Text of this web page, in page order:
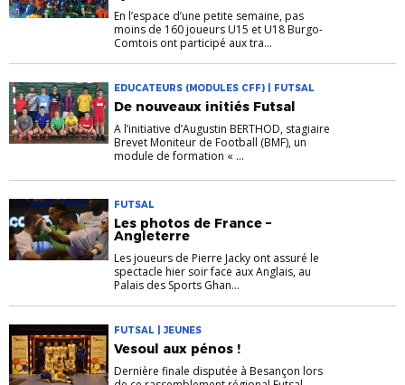
En l’espace d’une petite semaine, pas
moins de 160 joueurs U15 et U18 Burgo-
Comtois ont participé aux tra...
EDUCATEURS (MODULES CFF) | FUTSAL
De nouveaux initiés Futsal
A l’initiative d’Augustin BERTHOD, stagiaire
Brevet Moniteur de Football (BMF), un
module de formation « ...
FUTSAL
Les photos de France –
Angleterre
Les joueurs de Pierre Jacky ont assuré le
spectacle hier soir face aux Anglais, au
Palais des Sports Ghan...
FUTSAL | JEUNES
Vesoul aux pénos !
Dernière finale disputée à Besançon lors